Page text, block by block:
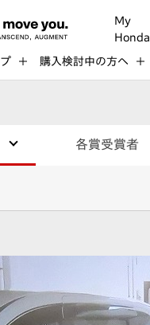
My
Honda
購入検討中の方へ
各賞受賞者